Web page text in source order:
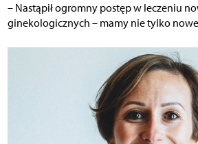
– Nastąpił ogromny postęp w leczeniu
ginekologicznych – mamy nie tylko nowe